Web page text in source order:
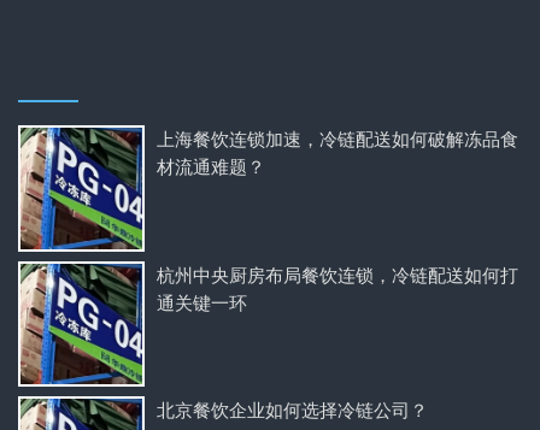
上海餐饮连锁加速，冷链配送如何破解冻品食
材流通难题？
杭州中央厨房布局餐饮连锁，冷链配送如何打
通关键一环
北京餐饮企业如何选择冷链公司？